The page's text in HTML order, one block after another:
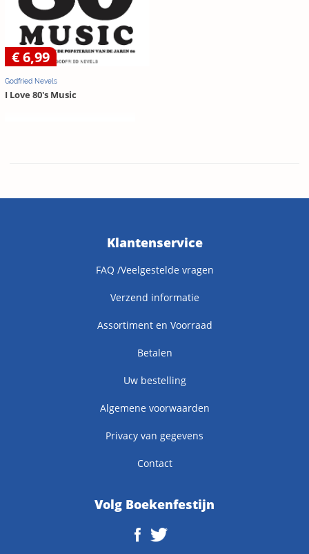
€ 6,99
Godfried Nevels
I Love 80's Music
Klantenservice
FAQ /Veelgestelde vragen
Verzend informatie
Assortiment en Voorraad
Betalen
Uw bestelling
Algemene voorwaarden
Privacy van gegevens
Contact
Volg Boekenfestijn